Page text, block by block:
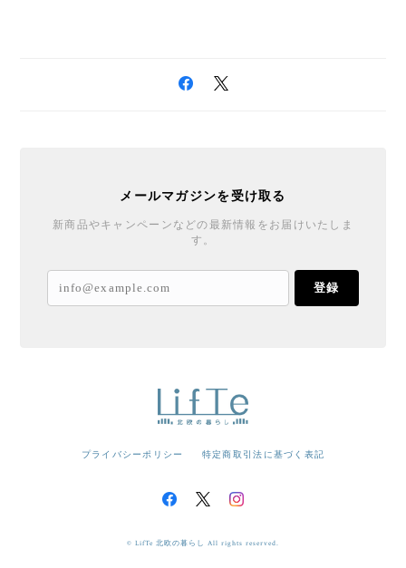
メールマガジンを受け取る
新商品やキャンペーンなどの最新情報をお届けいたしま
す。
登録
プライバシーポリシー 特定商取引法に基づく表記
© LifTe 北欧の暮らし All rights reserved.